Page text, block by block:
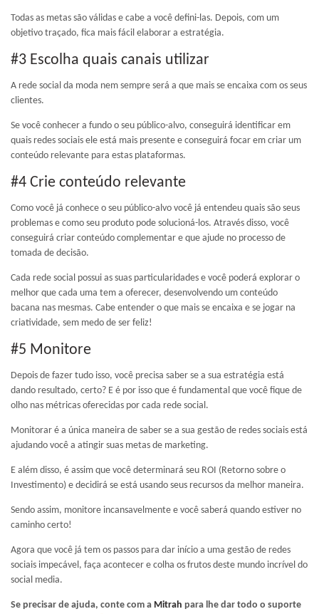
Todas as metas são válidas e cabe a você defini-las. Depois, com um
objetivo traçado, fica mais fácil elaborar a estratégia.
#3 Escolha quais canais utilizar
A rede social da moda nem sempre será a que mais se encaixa com os seus
clientes.
Se você conhecer a fundo o seu público-alvo, conseguirá identificar em
quais redes sociais ele está mais presente e conseguirá focar em criar um
conteúdo relevante para estas plataformas.
#4 Crie conteúdo relevante
Como você já conhece o seu público-alvo você já entendeu quais são seus
problemas e como seu produto pode solucioná-los. Através disso, você
conseguirá criar conteúdo complementar e que ajude no processo de
tomada de decisão.
Cada rede social possui as suas particularidades e você poderá explorar o
melhor que cada uma tem a oferecer, desenvolvendo um conteúdo
bacana nas mesmas. Cabe entender o que mais se encaixa e se jogar na
criatividade, sem medo de ser feliz!
#5 Monitore
Depois de fazer tudo isso, você precisa saber se a sua estratégia está
dando resultado, certo? E é por isso que é fundamental que você fique de
olho nas métricas oferecidas por cada rede social.
Monitorar é a única maneira de saber se a sua gestão de redes sociais está
ajudando você a atingir suas metas de marketing.
E além disso, é assim que você determinará seu ROI (Retorno sobre o
Investimento) e decidirá se está usando seus recursos da melhor maneira.
Sendo assim, monitore incansavelmente e você saberá quando estiver no
caminho certo!
Agora que você já tem os passos para dar início a uma gestão de redes
sociais impecável, faça acontecer e colha os frutos deste mundo incrível do
social media.
Se precisar de ajuda, conte com a Mitrah para lhe dar todo o suporte